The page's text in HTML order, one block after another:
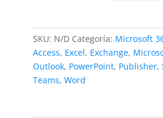
SKU: N/D Categoría: Microsoft
Access, Excel, Exchange,
Outlook, PowerPoint, Publisher,
Teams, Word